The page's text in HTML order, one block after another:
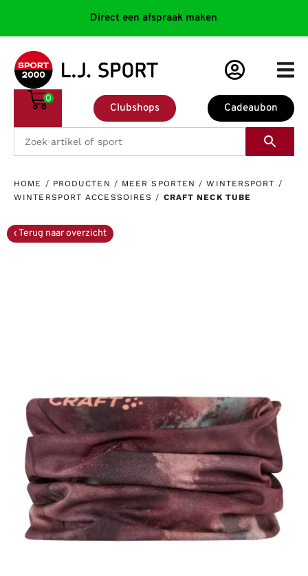
Direct een afspraak maken
Cadeaubon
Clubshops
0
HOME / PRODUCTEN / MEER SPORTEN /WINTERSPORT /
WINTERSPORT ACCESSOIRES / CRAFT NECK TUBE